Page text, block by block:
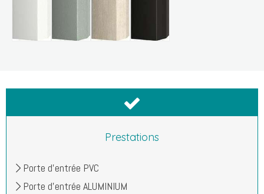
Prestations
Porte d'entrée PVC
Porte d'entrée ALUMINIUM